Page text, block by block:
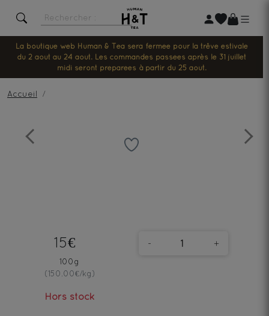
La boutique web Human & Tea sera fermée pour la trêve estivale
du 2 août au 24 août. Les commandes passées après le 31 juillet
midi seront préparées à partir du 25 août.
Accueil
Previous Next
15€
100g
(150.00€/kg)
Hors stock
- +